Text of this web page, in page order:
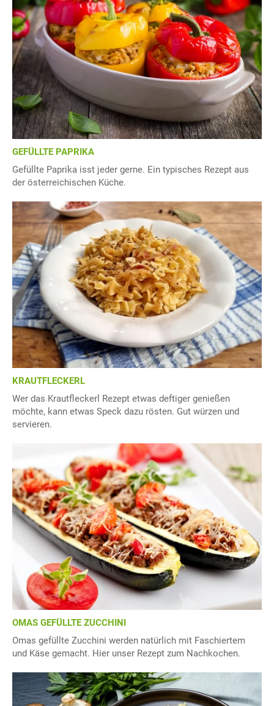
GEFÜLLTE PAPRIKA
Gefüllte Paprika isst jeder gerne. Ein typisches Rezept aus
der österreichischen Küche.
KRAUTFLECKERL
Wer das Krautfleckerl Rezept etwas deftiger genießen
möchte, kann etwas Speck dazu rösten. Gut würzen und
servieren.
OMAS GEFÜLLTE ZUCCHINI
Omas gefüllte Zucchini werden natürlich mit Faschiertem
und Käse gemacht. Hier unser Rezept zum Nachkochen.